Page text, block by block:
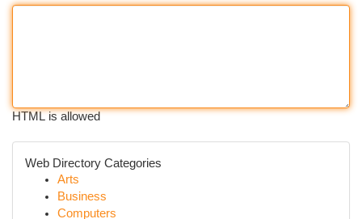
HTML is allowed
Web Directory Categories
Arts
Business
Computers